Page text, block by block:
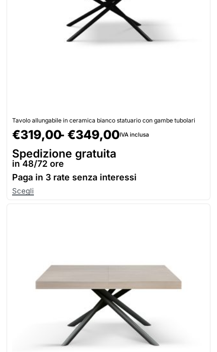
Tavolo allungabile in ceramica bianco statuario con gambe tubolari
€319,00 €349,00IVA inclusa
Spedizione gratuita
in 48/72 ore
Paga in 3 rate senza interessi
Scegli